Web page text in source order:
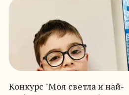
Конкурс "Моя светла и най-